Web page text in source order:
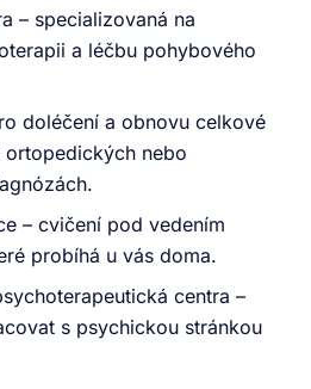
– specializovaná na
a léčbu pohybového
doléčení a obnovu celkové
nebo
– cvičení pod vedením
probíhá u vás doma.
centra –
s psychickou stránkou